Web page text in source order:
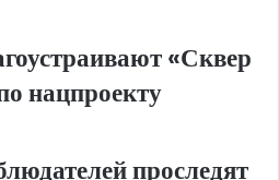
«Сквер
нацпроекту
проследят